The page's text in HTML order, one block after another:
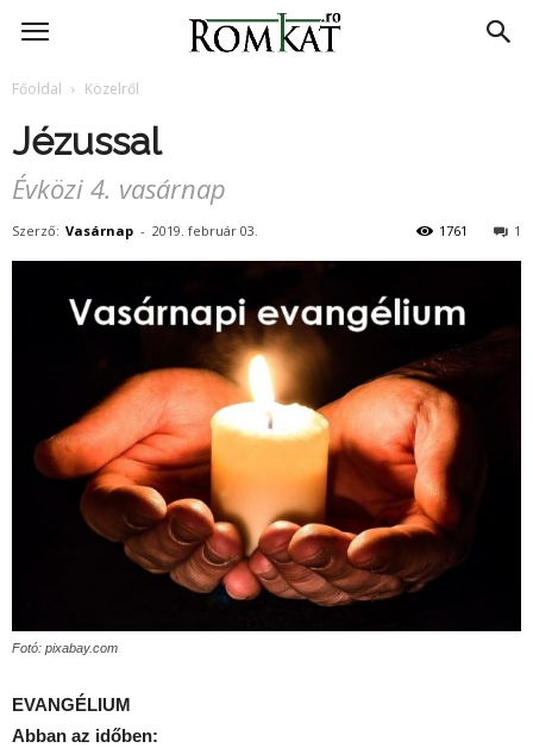
RomKat.ro
Főoldal Közelről
Jézussal
Évközi 4. vasárnap
Szerző: Vasárnap - 2019. február 03. 1
1761
Fotó: pixabay.com
EVANGÉLIUM
Abban az időben: